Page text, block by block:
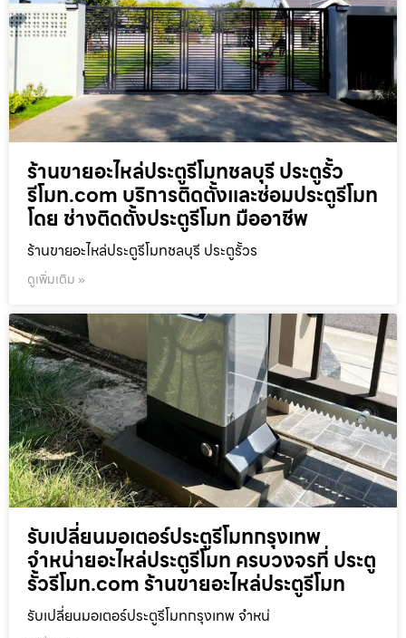
ร้านขายอะไหล่ประตูรีโมทชลบุรี ประตูรั้ว
รีโมท.com บริการติดตั้งและซ่อมประตูรีโมท
โดย ช่างติดตั้งประตูรีโมท มืออาชีพ
ร้านขายอะไหล่ประตูรีโมทชลบุรี ประตูรั้วร
ดูเพิ่มเติม »
รับเปลี่ยนมอเตอร์ประตูรีโมทกรุงเทพ
จำหน่ายอะไหล่ประตูรีโมท ครบวงจรที่ ประตู
รั้วรีโมท.com ร้านขายอะไหล่ประตูรีโมท
รับเปลี่ยนมอเตอร์ประตูรีโมทกรุงเทพ จำหน่